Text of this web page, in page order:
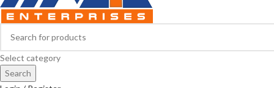
Select category
Search